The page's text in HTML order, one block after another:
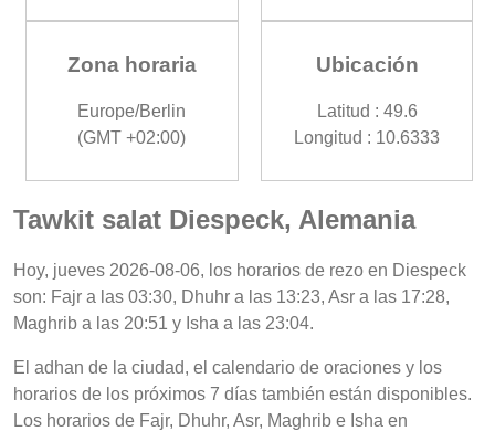
Zona horaria
Europe/Berlin
(GMT +02:00)
Ubicación
Latitud : 49.6
Longitud : 10.6333
Tawkit salat Diespeck, Alemania
Hoy, jueves 2026-08-06, los horarios de rezo en Diespeck
son: Fajr a las 03:30, Dhuhr a las 13:23, Asr a las 17:28,
Maghrib a las 20:51 y Isha a las 23:04.
El adhan de la ciudad, el calendario de oraciones y los
horarios de los próximos 7 días también están disponibles.
Los horarios de Fajr, Dhuhr, Asr, Maghrib e Isha en